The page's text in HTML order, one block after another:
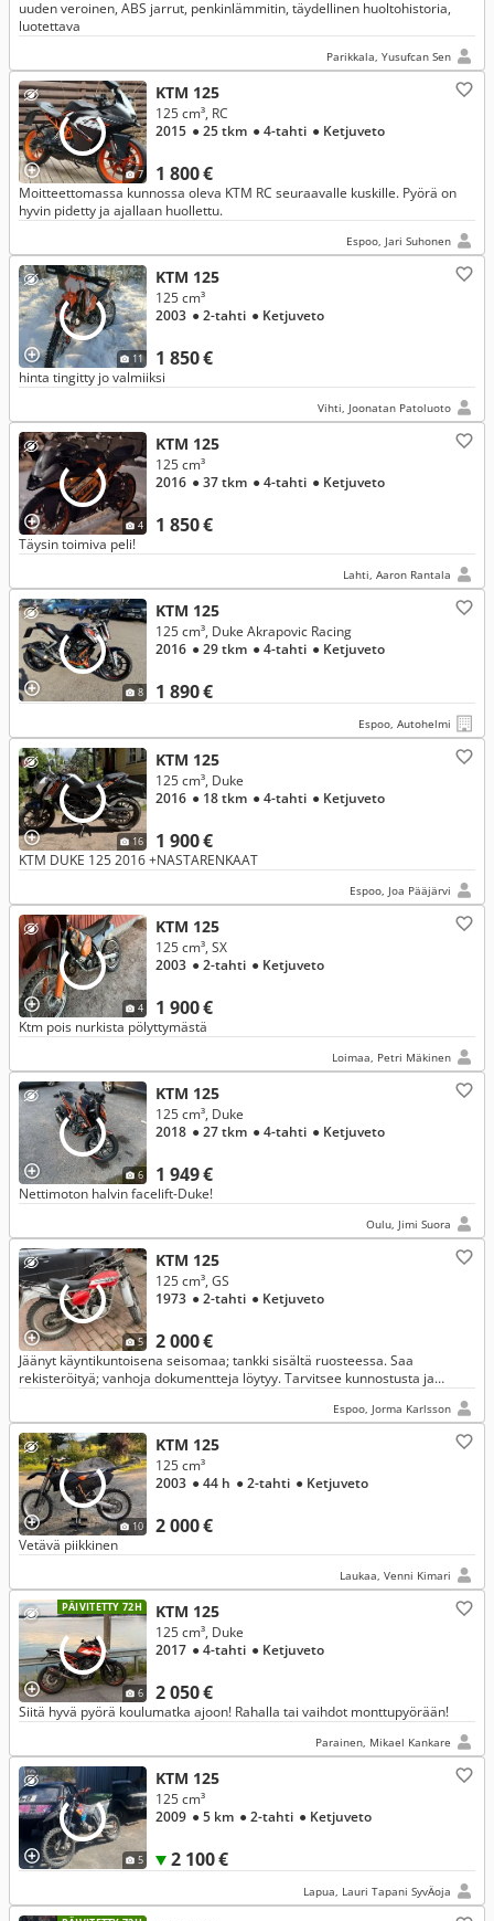
uuden veroinen, ABS jarrut, penkinlämmitin, täydellinen huoltohistoria,
luotettava
Parikkala, Yusufcan Sen
7
KTM 125
1 800 €
125 cm³, RC
2015 ● 25 tkm ● 4-tahti ● Ketjuveto
Moitteettomassa kunnossa oleva KTM RC seuraavalle kuskille. Pyörä on
hyvin pidetty ja ajallaan huollettu.
Espoo, Jari Suhonen
11
KTM 125
1 850 €
125 cm³
2003 ● 2-tahti ● Ketjuveto
hinta tingitty jo valmiiksi
Vihti, Joonatan Patoluoto
4
KTM 125
1 850 €
125 cm³
2016 ● 37 tkm ● 4-tahti ● Ketjuveto
Täysin toimiva peli!
Lahti, Aaron Rantala
8
KTM 125
1 890 €
125 cm³, Duke Akrapovic Racing
2016 ● 29 tkm ● 4-tahti ● Ketjuveto
Espoo, Autohelmi
16
KTM 125
1 900 €
125 cm³, Duke
2016 ● 18 tkm ● 4-tahti ● Ketjuveto
KTM DUKE 125 2016 +NASTARENKAAT
Espoo, Joa Pääjärvi
4
KTM 125
1 900 €
125 cm³, SX
2003 ● 2-tahti ● Ketjuveto
Ktm pois nurkista pölyttymästä
Loimaa, Petri Mäkinen
6
KTM 125
1 949 €
125 cm³, Duke
2018 ● 27 tkm ● 4-tahti ● Ketjuveto
Nettimoton halvin facelift-Duke!
Oulu, Jimi Suora
5
KTM 125
2 000 €
125 cm³, GS
1973 ● 2-tahti ● Ketjuveto
Jäänyt käyntikuntoisena seisomaa; tankki sisältä ruosteessa. Saa
rekisteröityä; vanhoja dokumentteja löytyy. Tarvitsee kunnostusta ja
Espoo, Jorma Karlsson
10
KTM 125
2 000 €
125 cm³
2003 ● 44 h ● 2-tahti ● Ketjuveto
Vetävä piikkinen
Laukaa, Venni Kimari
PÄIVITETTY 72H
6
KTM 125
2 050 €
125 cm³, Duke
2017 ● 4-tahti ● Ketjuveto
Siitä hyvä pyörä koulumatka ajoon! Rahalla tai vaihdot monttupyörään!
Parainen, Mikael Kankare
5
KTM 125
2 100 €
125 cm³
2009 ● 5 km ● 2-tahti ● Ketjuveto
Lapua, Lauri Tapani SyvÄoja